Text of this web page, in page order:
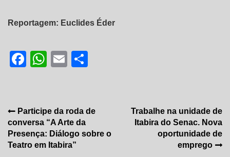
Reportagem: Euclides Éder
Facebook
WhatsApp
Email
Navegação
de
Post
Participe da roda de
conversa “A Arte da
Presença: Diálogo sobre o
Teatro em Itabira”
Trabalhe na unidade de
Itabira do Senac. Nova
oportunidade de
emprego